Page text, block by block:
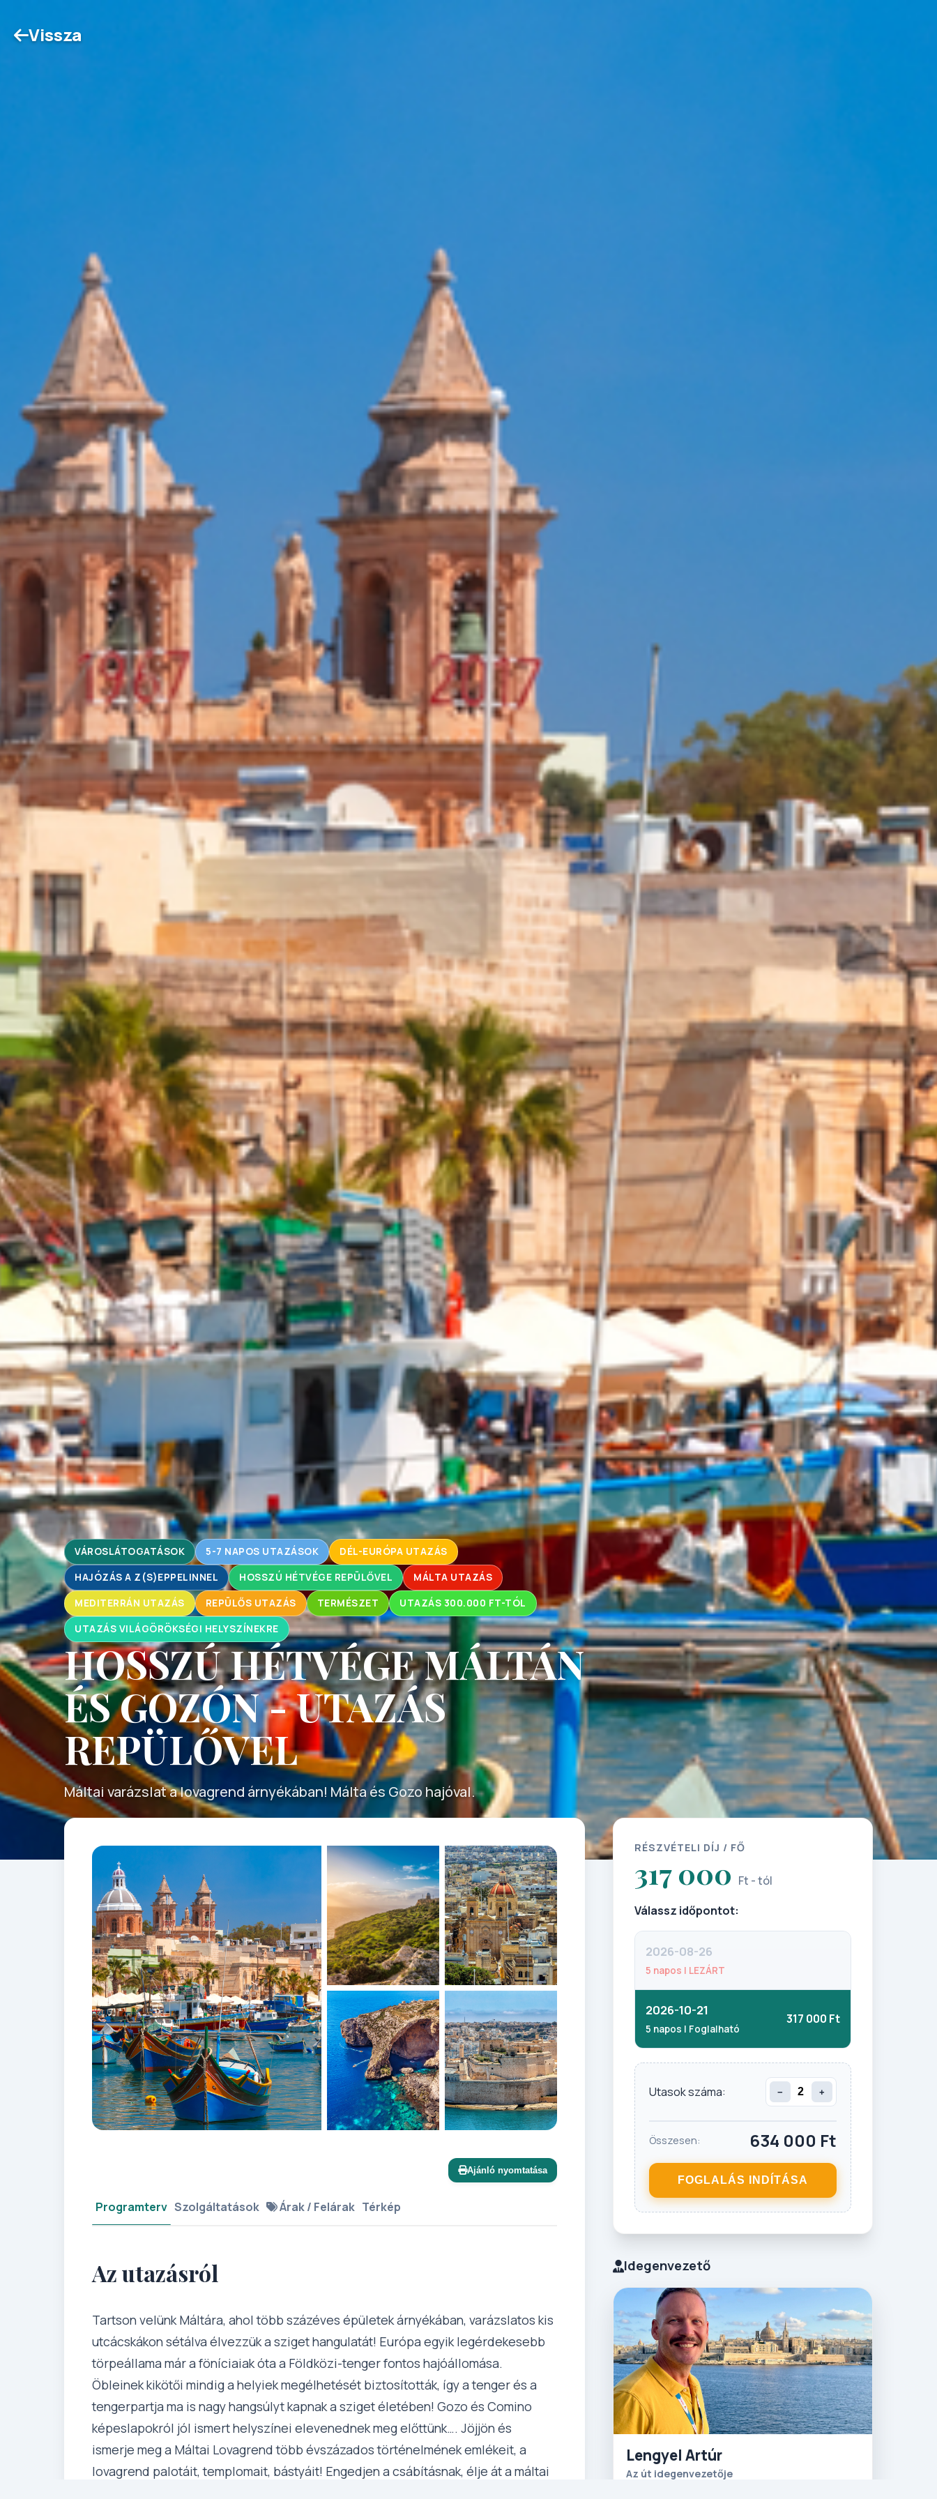
Vissza
VÁROSLÁTOGATÁSOK 5-7 NAPOS UTAZÁSOK DÉL-EURÓPA UTAZÁS
HAJÓZÁS A Z(S)EPPELINNEL HOSSZÚ HÉTVÉGE REPÜLŐVEL MÁLTA UTAZÁS
MEDITERRÁN UTAZÁS REPÜLŐS UTAZÁS TERMÉSZET UTAZÁS 300.000 FT-TÓL
UTAZÁS VILÁGÖRÖKSÉGI HELYSZÍNEKRE
HOSSZÚ HÉTVÉGE MÁLTÁN
ÉS GOZÓN - UTAZÁS
REPÜLŐVEL
Máltai varázslat a lovagrend árnyékában! Málta és Gozo hajóval.
Ajánló nyomtatása
Programterv Szolgáltatások Árak / Felárak Térkép
Az utazásról
Tartson velünk Máltára, ahol több százéves épületek árnyékában, varázslatos kis
utcácskákon sétálva élvezzük a sziget hangulatát! Európa egyik legérdekesebb
törpeállama már a föníciaiak óta a Földközi-tenger fontos hajóállomása.
Öbleinek kikötői mindig a helyiek megélhetését biztosították, így a tenger és a
tengerpartja ma is nagy hangsúlyt kapnak a sziget életében! Gozo és Comino
képeslapokról jól ismert helyszínei elevenednek meg előttünk…. Jöjjön és
ismerje meg a Máltai Lovagrend több évszázados történelmének emlékeit, a
lovagrend palotáit, templomait, bástyáit! Engedjen a csábításnak, élje át a máltai
RÉSZVÉTELI DÍJ / FŐ
317 000 Ft - tól
Válassz időpontot:
2026-08-26
5 napos | LEZÁRT
2026-10-21
5 napos | Foglalható
317 000 Ft
Utasok száma: − +
Összesen: 634 000 Ft
FOGLALÁS INDÍTÁSA
Idegenvezető
Lengyel Artúr
Az út idegenvezetője